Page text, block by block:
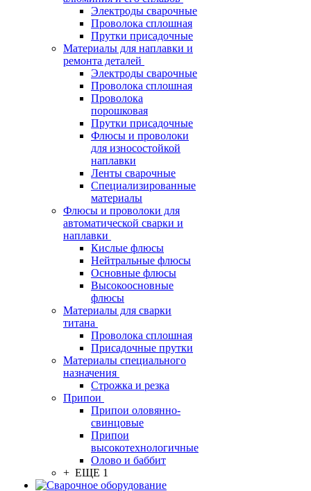
Электроды сварочные
Проволока сплошная
Прутки присадочные
Материалы для наплавки и
ремонта деталей
Электроды сварочные
Проволока сплошная
Проволока
порошковая
Прутки присадочные
Флюсы и проволоки
для износостойкой
наплавки
Ленты сварочные
Специализированные
материалы
Флюсы и проволоки для
автоматической сварки и
наплавки
Кислые флюсы
Нейтральные флюсы
Основные флюсы
Высокоосновные
флюсы
Материалы для сварки
титана
Проволока сплошная
Присадочные прутки
Материалы специального
назначения
Строжка и резка
Припои
Припои оловянно-
свинцовые
Припои
высокотехнологичные
Олово и баббит
+ ЕЩЕ 1